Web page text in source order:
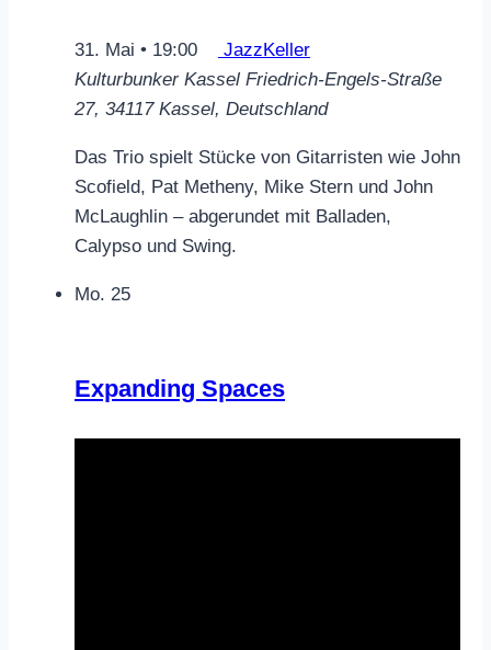
31. Mai • 19:00
JazzKeller
Kulturbunker Kassel Friedrich-Engels-Straße
27, 34117 Kassel, Deutschland
Das Trio spielt Stücke von Gitarristen wie John
Scofield, Pat Metheny, Mike Stern und John
McLaughlin – abgerundet mit Balladen,
Calypso und Swing.
Mo. 25
Expanding Spaces